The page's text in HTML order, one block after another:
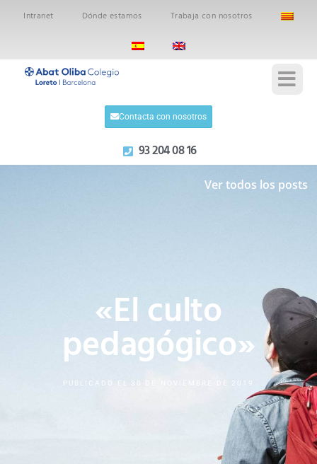
Intranet Dónde estamos Trabaja con nosotros
Contacta con nosotros
93 204 08 16
Ver todos los posts
«El culto
pedagógico»
PUBLICADO EL 30 DE NOVIEMBRE DE 2019